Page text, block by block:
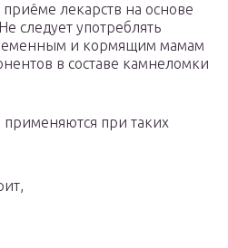
лекарств на основе
следует употреблять
и кормящим мамам
в составе камнеломки
при таких